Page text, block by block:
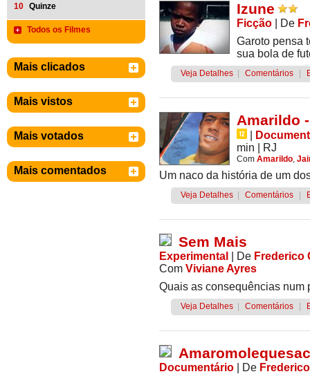
10 Quinze
Todos os Filmes
Mais clicados
Mais vistos
Mais votados
Mais comentados
Izune
Ficção De
Garoto pensa
sua bola de
Veja Detalhes Comentários
Amarildo
min
RJ
Com Amarildo,
Um naco da história de um
Veja Detalhes Comentários
Sem Mais
Experimental De Frederico
Com Viviane Ayres
Quais as consequências num
Veja Detalhes Comentários
Documentário De